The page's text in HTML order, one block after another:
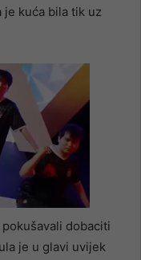
kuća bila tik uz
dobaciti
je u glavi uvijek